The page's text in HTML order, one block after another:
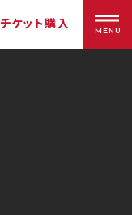
チケット購入 MENU